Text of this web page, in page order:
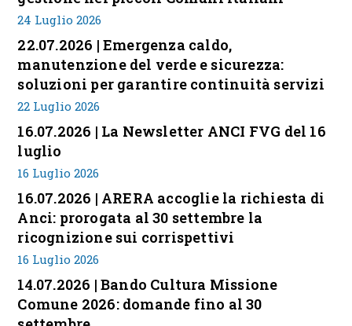
24 Luglio 2026
22.07.2026 | Emergenza caldo,
manutenzione del verde e sicurezza:
soluzioni per garantire continuità servizi
22 Luglio 2026
16.07.2026 | La Newsletter ANCI FVG del 16
luglio
16 Luglio 2026
16.07.2026 | ARERA accoglie la richiesta di
Anci: prorogata al 30 settembre la
ricognizione sui corrispettivi
16 Luglio 2026
14.07.2026 | Bando Cultura Missione
Comune 2026: domande fino al 30